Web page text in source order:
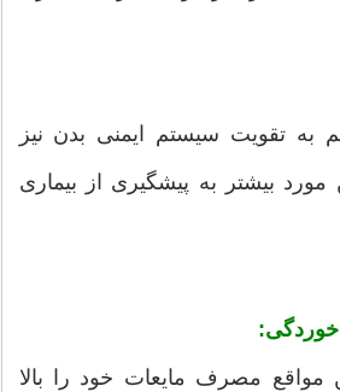
به تقویت سیستم ایمنی بدن نیز
مورد بیشتر به پیشگیری از بیماری
مواقع مصرف مایعات خود را بالا